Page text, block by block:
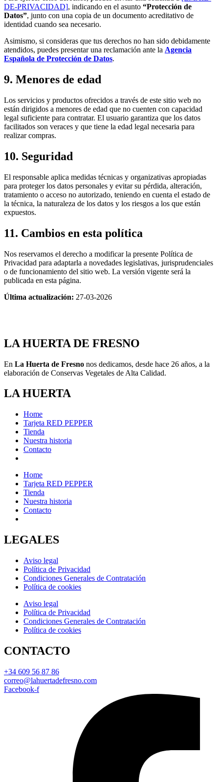
DE-PRIVACIDAD], indicando en el asunto “Protección de
Datos”, junto con una copia de un documento acreditativo de
identidad cuando sea necesario.
Asimismo, si consideras que tus derechos no han sido debidamente
atendidos, puedes presentar una reclamación ante la Agencia
Española de Protección de Datos.
9. Menores de edad
Los servicios y productos ofrecidos a través de este sitio web no
están dirigidos a menores de edad que no cuenten con capacidad
legal suficiente para contratar. El usuario garantiza que los datos
facilitados son veraces y que tiene la edad legal necesaria para
realizar compras.
10. Seguridad
El responsable aplica medidas técnicas y organizativas apropiadas
para proteger los datos personales y evitar su pérdida, alteración,
tratamiento o acceso no autorizado, teniendo en cuenta el estado de
la técnica, la naturaleza de los datos y los riesgos a los que están
expuestos.
11. Cambios en esta política
Nos reservamos el derecho a modificar la presente Política de
Privacidad para adaptarla a novedades legislativas, jurisprudenciales
o de funcionamiento del sitio web. La versión vigente será la
publicada en esta página.
Última actualización: 27-03-2026
LA HUERTA DE FRESNO
En La Huerta de Fresno nos dedicamos, desde hace 26 años, a la
elaboración de Conservas Vegetales de Alta Calidad.
LA HUERTA
Home
Tarjeta RED PEPPER
Tienda
Nuestra historia
Contacto
Home
Tarjeta RED PEPPER
Tienda
Nuestra historia
Contacto
LEGALES
Aviso legal
Política de Privacidad
Condiciones Generales de Contratación
Política de cookies
Aviso legal
Política de Privacidad
Condiciones Generales de Contratación
Política de cookies
CONTACTO
+34 609 56 87 86
correo@lahuertadefresno.com
Facebook-f